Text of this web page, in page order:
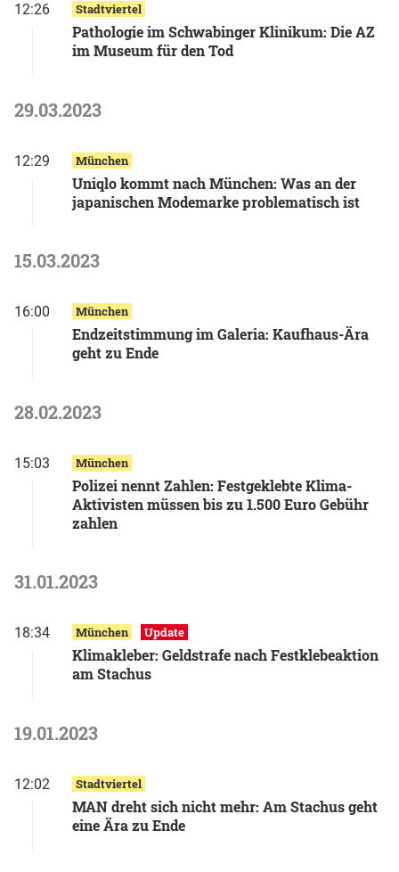
12:26 Stadtviertel
Pathologie im Schwabinger Klinikum: Die AZ
im Museum für den Tod
29.03.2023
12:29 München
Uniqlo kommt nach München: Was an der
japanischen Modemarke problematisch ist
15.03.2023
16:00 München
Endzeitstimmung im Galeria: Kaufhaus-Ära
geht zu Ende
28.02.2023
15:03 München
Polizei nennt Zahlen: Festgeklebte Klima-
Aktivisten müssen bis zu 1.500 Euro Gebühr
zahlen
31.01.2023
18:34 München Update
Klimakleber: Geldstrafe nach Festklebeaktion
am Stachus
19.01.2023
12:02 Stadtviertel
MAN dreht sich nicht mehr: Am Stachus geht
eine Ära zu Ende